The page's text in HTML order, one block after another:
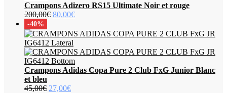
Crampons Adizero RS15 Ultimate Noir et rouge
200,00€ Le
initial
était :
200,00€.
80,00€Le
actuel
80,00€.
-40%
Crampons Adidas Copa Pure 2 Club FxG Junior Blanc
et bleu
45,00€ Le
27,00€Le